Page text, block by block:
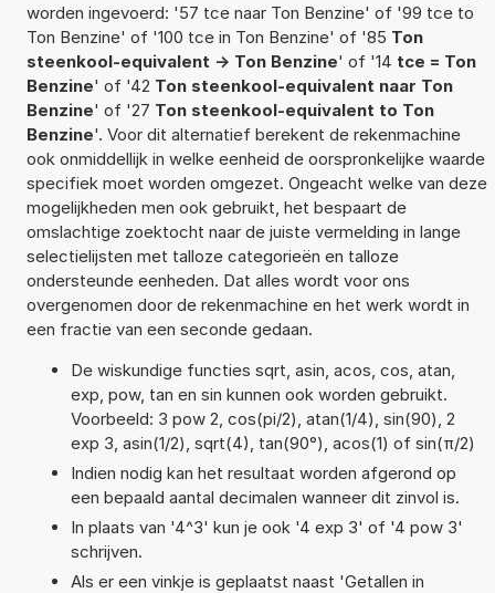
worden ingevoerd: '57 tce naar Ton Benzine' of '99 tce to
Ton Benzine' of '100 tce in Ton Benzine' of '85 Ton
steenkool-equivalent -> Ton Benzine' of '14 tce = Ton
Benzine' of '42 Ton steenkool-equivalent naar Ton
Benzine' of '27 Ton steenkool-equivalent to Ton
Benzine'. Voor dit alternatief berekent de rekenmachine
ook onmiddellijk in welke eenheid de oorspronkelijke waarde
specifiek moet worden omgezet. Ongeacht welke van deze
mogelijkheden men ook gebruikt, het bespaart de
omslachtige zoektocht naar de juiste vermelding in lange
selectielijsten met talloze categorieën en talloze
ondersteunde eenheden. Dat alles wordt voor ons
overgenomen door de rekenmachine en het werk wordt in
een fractie van een seconde gedaan.
De wiskundige functies sqrt, asin, acos, cos, atan,
exp, pow, tan en sin kunnen ook worden gebruikt.
Voorbeeld: 3 pow 2, cos(pi/2), atan(1/4), sin(90), 2
exp 3, asin(1/2), sqrt(4), tan(90°), acos(1) of sin(π/2)
Indien nodig kan het resultaat worden afgerond op
een bepaald aantal decimalen wanneer dit zinvol is.
In plaats van '4^3' kun je ook '4 exp 3' of '4 pow 3'
schrijven.
Als er een vinkje is geplaatst naast 'Getallen in